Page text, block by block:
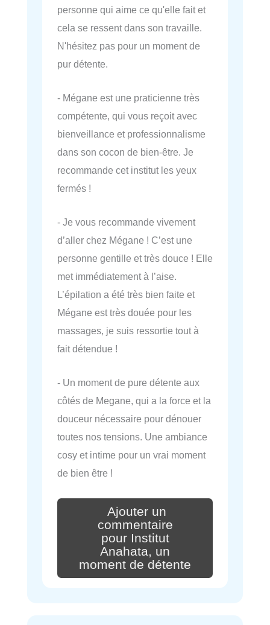
personne qui aime ce qu'elle fait et
cela se ressent dans son travaille.
N'hésitez pas pour un moment de
pur détente.
- Mégane est une praticienne très
compétente, qui vous reçoit avec
bienveillance et professionnalisme
dans son cocon de bien-être. Je
recommande cet institut les yeux
fermés !
- Je vous recommande vivement
d’aller chez Mégane ! C’est une
personne gentille et très douce ! Elle
met immédiatement à l’aise.
L’épilation a été très bien faite et
Mégane est très douée pour les
massages, je suis ressortie tout à
fait détendue !
- Un moment de pure détente aux
côtés de Megane, qui a la force et la
douceur nécessaire pour dénouer
toutes nos tensions. Une ambiance
cosy et intime pour un vrai moment
de bien être !
Ajouter un
commentaire
pour Institut
Anahata, un
moment de détente